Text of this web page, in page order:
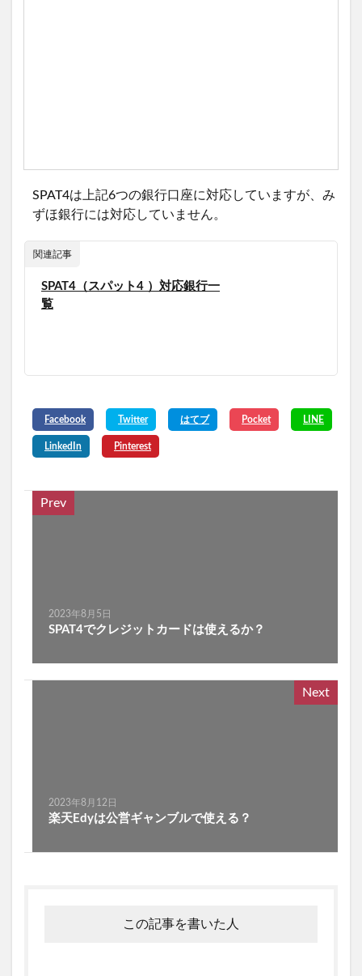
SPAT4は上記6つの銀行口座に対応していますが、み
ずほ銀行には対応していません。
関連記事
SPAT4（スパット4 ）対応銀行一
覧
Prev
2023年8月5日
SPAT4でクレジットカードは使えるか？
Next
2023年8月12日
楽天Edyは公営ギャンブルで使える？
この記事を書いた人